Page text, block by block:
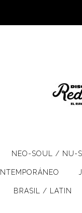
NEO-SOUL / NU-
BRASIL / LATIN